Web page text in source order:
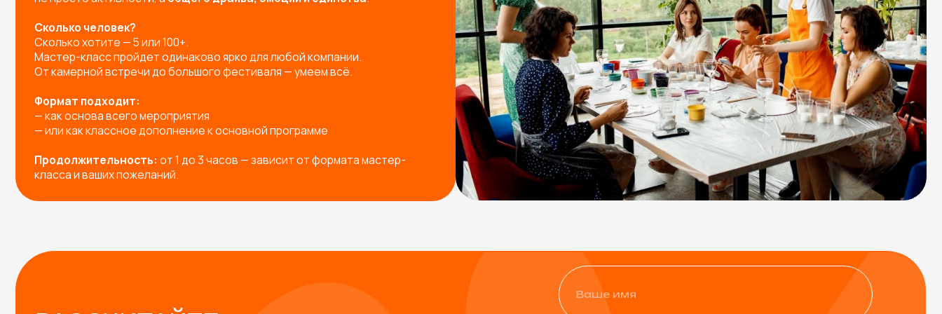
РАССЧИТАЙТЕ
МАСТЕР-КЛАСС НА
МЕРОПРИЯТИЕ!
Заполните форму — и мы предложим вам:
Индивидуальную разработку мастер-класса под ваш запрос
Подборку с расчетом под вашу задачу
+7
Физическое лицо
Юридическое лицо
Я согласен сполитикой конфиденциальности